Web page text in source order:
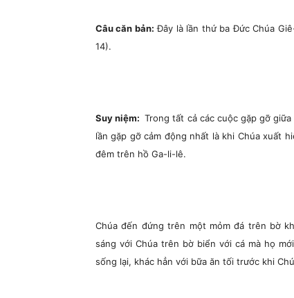
Câu căn bản: Đây là lần thứ ba Đức Chúa
14).
Suy niệm: Trong tất cả các cuộc gặp gỡ
lần gặp gỡ cảm động nhất là khi Chúa xuất
đêm trên hồ Ga-li-lê.
Chúa đến đứng trên một mỏm đá trên bờ
sáng với Chúa trên bờ biển với cá mà họ
sống lại, khác hẳn với bữa ăn tối trước khi